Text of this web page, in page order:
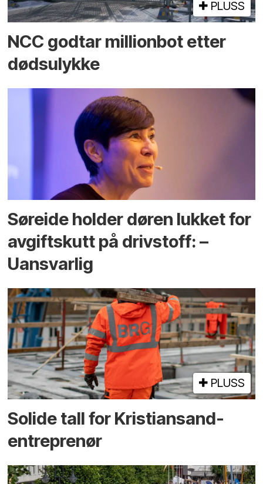
PLUSS
NCC godtar millionbot etter
dødsulykke
Søreide holder døren lukket for
avgiftskutt på drivstoff: –
Uansvarlig
PLUSS
Solide tall for Kristiansand-
entreprenør